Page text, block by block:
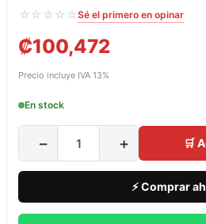
☆☆☆☆☆Sé el primero en opinar
₡100,472
Precio incluye IVA 13%
En stock
− + 🛒
⚡ Comprar